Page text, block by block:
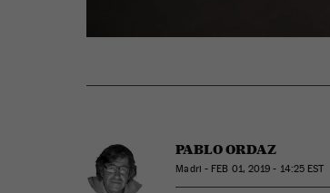
PABLO ORDAZ
Madri - FEB 01, 2019 - 14:25 EST